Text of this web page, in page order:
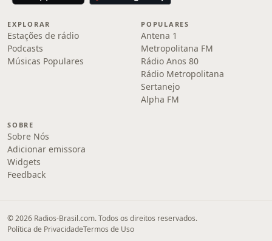
EXPLORAR
Estações de rádio
Podcasts
Músicas Populares
POPULARES
Antena 1
Metropolitana FM
Rádio Anos 80
Rádio Metropolitana
Sertanejo
Alpha FM
SOBRE
Sobre Nós
Adicionar emissora
Widgets
Feedback
© 2026 Radios-Brasil.com. Todos os direitos reservados.
Política de PrivacidadeTermos de Uso